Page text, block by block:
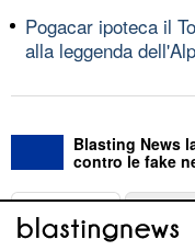
Pogacar ipoteca il
alla leggenda
Blasting News
contro le fake
ABOUT